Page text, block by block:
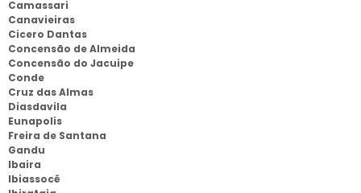
Camassari
Canavieiras
Cicero Dantas
Concensão de Almeida
Concensão do Jacuipe
Conde
Cruz das Almas
Diasdavila
Eunapolis
Freira de Santana
Gandu
Ibaira
Ibiassocê